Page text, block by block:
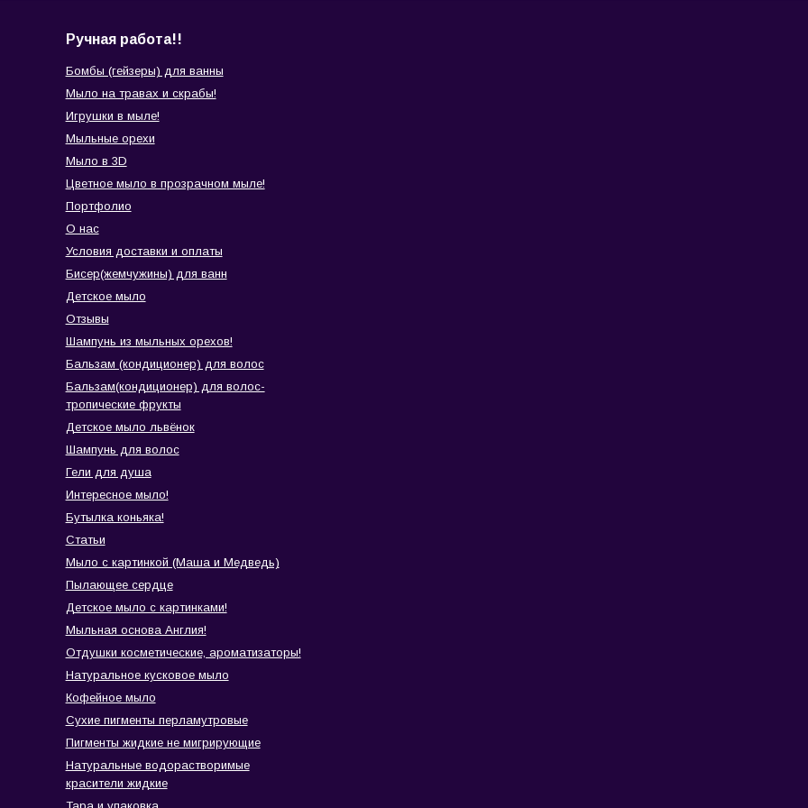
Ручная работа!!
Бомбы (гейзеры) для ванны
Мыло на травах и скрабы!
Игрушки в мыле!
Мыльные орехи
Мыло в 3D
Цветное мыло в прозрачном мыле!
Портфолио
О нас
Условия доставки и оплаты
Бисер(жемчужины) для ванн
Детское мыло
Отзывы
Шампунь из мыльных орехов!
Бальзам (кондиционер) для волос
Бальзам(кондиционер) для волос-
тропические фрукты
Детское мыло львёнок
Шампунь для волос
Гели для душа
Интересное мыло!
Бутылка коньяка!
Статьи
Мыло с картинкой (Маша и Медведь)
Пылающее сердце
Детское мыло с картинками!
Мыльная основа Англия!
Отдушки косметические, ароматизаторы!
Натуральное кусковое мыло
Кофейное мыло
Сухие пигменты перламутровые
Пигменты жидкие не мигрирующие
Натуральные водорастворимые
красители жидкие